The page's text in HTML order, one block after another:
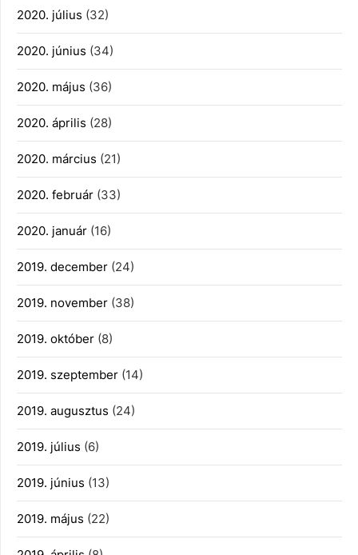
2020. július (32)
2020. június (34)
2020. május (36)
2020. április (28)
2020. március (21)
2020. február (33)
2020. január (16)
2019. december (24)
2019. november (38)
2019. október (8)
2019. szeptember (14)
2019. augusztus (24)
2019. július (6)
2019. június (13)
2019. május (22)